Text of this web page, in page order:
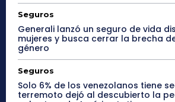
Seguros
Generali lanzó un seguro de vida
mujeres y busca cerrar la brecha
género
Seguros
Solo 6% de los venezolanos tiene
terremoto dejó al descubierto la